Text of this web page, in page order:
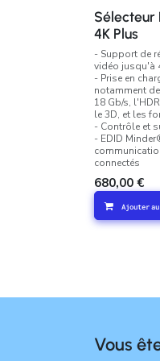
Sélecteur
4K Plus
- Support de
vidéo jusqu'à
- Prise en
notamment
18 Gb/s,
le 3D, et les
- Contrôle et
- EDID
connectés
680,00 €
Ajouter
Vous